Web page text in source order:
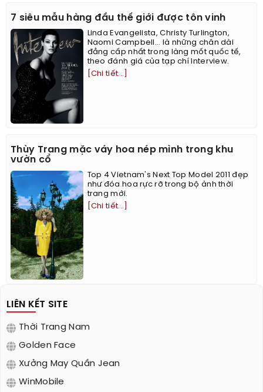
7 siêu mẫu hàng đầu thế giới được tôn vinh
Linda Evangelista, Christy Turlington,
Naomi Campbell... là những chân dài
đẳng cấp nhất trong làng mốt quốc tế,
theo đánh giá của tạp chí Interview.
[Chi tiết...]
Thùy Trang mặc váy hoa nép mình trong khu
vườn cổ
Top 4 Vietnam's Next Top Model 2011 đẹp
như đóa hoa rực rỡ trong bộ ảnh thời
trang mới.
[Chi tiết...]
LIÊN KẾT SITE
Thời Trang Nam
Golden Face
Xưởng May Quần Jean
WinMobile